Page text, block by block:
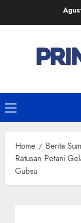
Primary
Menu
Home
Berita
Ratusan Petani
Gubsu